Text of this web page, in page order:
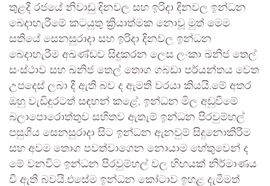
තුළදී රජයේ නිවාඩු දිනවල සහ ඉරිදා දිනවල ඉන්ධන
බෙදාහැරීමේ කටයුතු ක්‍රියාත්මක නොවූ මුත් මෙම
සතියේ සෙනසුරාදා සහ ඉරිදා දිනවල ඉන්ධන
බෙදාහැරීම අඛණ්ඩව සිදුකරන ලෙස ලංකා ඛනිජ තෙල්
සංස්ථාව සහ ඛනිජ තෙල් තොග ගබඩා පර්යන්තය වෙත
උපදෙස් ලබා දී ඇති බව ද ඇමති වරයා කියයි.මේ අතර
ඔහු වැඩිදුරටත් සඳහන් කළේ, ඉන්ධන මිල අඩුවීමේ
බලාපොරොත්තුව සහිතව ඇතැම් ඉන්ධන පිරවුම්හල්
පසුගිය සෙනසුරාදා සිට ඉන්ධන ඇනවුම් සිදුනොකිරීම
සහ අවම තොග පවත්වාගෙන නොයාම හේතුවෙන් ද
මේ වනවිට ඉන්ධන පිරවුම්හල් වල හිඟයක් නිර්මාණය
වී ඇති බවයි.එසේම ඉන්ධන කෝටාව ඉහළ දැමීමත්